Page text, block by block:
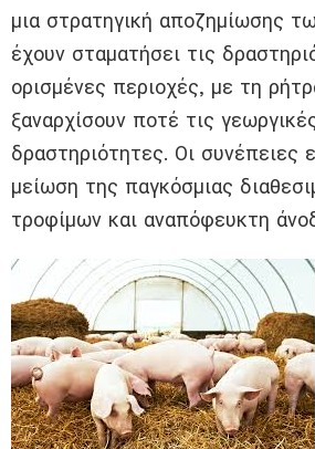
μια στρατηγική αποζημίωσης
έχουν σταματήσει τις
ορισμένες περιοχές, με τη
ξαναρχίσουν ποτέ τις
δραστηριότητες. Οι συνέπειες
μείωση της παγκόσμιας
τροφίμων και αναπόφευκτη